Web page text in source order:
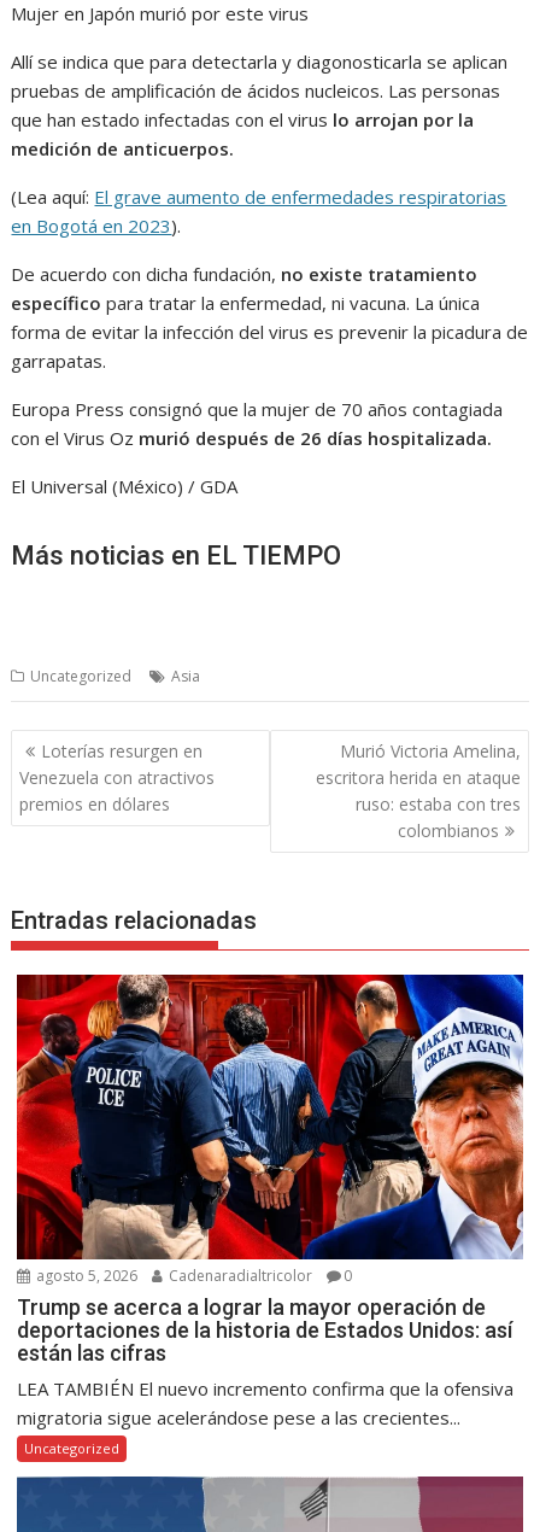
Mujer en Japón murió por este virus
Allí se indica que para detectarla y diagonosticarla se aplican
pruebas de amplificación de ácidos nucleicos. Las personas
que han estado infectadas con el virus lo arrojan por la
medición de anticuerpos.
(Lea aquí: El grave aumento de enfermedades respiratorias
en Bogotá en 2023).
De acuerdo con dicha fundación, no existe tratamiento
específico para tratar la enfermedad, ni vacuna. La única
forma de evitar la infección del virus es prevenir la picadura de
garrapatas.
Europa Press consignó que la mujer de 70 años contagiada
con el Virus Oz murió después de 26 días hospitalizada.
El Universal (México) / GDA
Más noticias en EL TIEMPO
Uncategorized Asia
Navegación
de
entradas
Loterías resurgen en
Venezuela con atractivos
premios en dólares
Murió Victoria Amelina,
escritora herida en ataque
ruso: estaba con tres
colombianos
Entradas relacionadas
agosto 5, 2026 Cadenaradialtricolor 0
Trump se acerca a lograr la mayor operación de
deportaciones de la historia de Estados Unidos: así
están las cifras
LEA TAMBIÉN El nuevo incremento confirma que la ofensiva
migratoria sigue acelerándose pese a las crecientes...
Uncategorized